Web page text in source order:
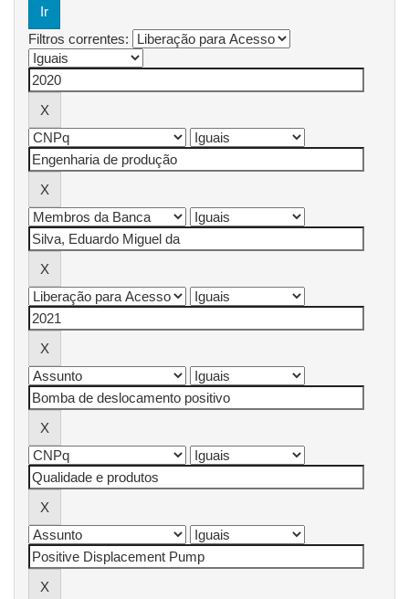
Filtros correntes: